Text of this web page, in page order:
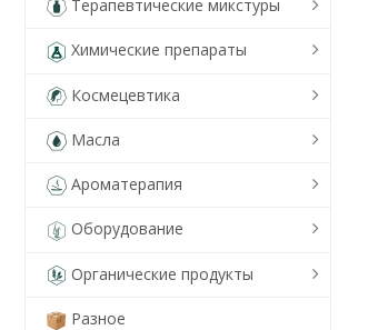
Терапевтические микстуры
Химические препараты
Космецевтика
Масла
Ароматерапия
Оборудование
Органические продукты
Разное